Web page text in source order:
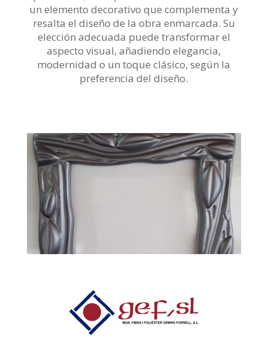
un elemento decorativo que complementa y
resalta el diseño de la obra enmarcada. Su
elección adecuada puede transformar el
aspecto visual, añadiendo elegancia,
modernidad o un toque clásico, según la
preferencia del diseño.